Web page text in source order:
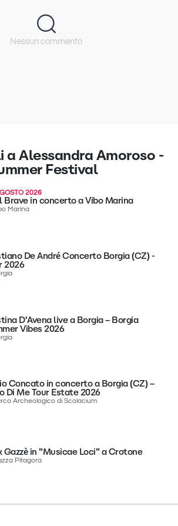
Nessun commento
a Alessandra Amoroso -
Festival
2026
Brave in concerto a Vibo Marina
Marina
De André Concerto Borgia (CZ) -
2026
D'Avena live a Borgia – Borgia
Vibes 2026
Concato in concerto a Borgia (CZ) –
Di Me Tour Estate 2026
Archeologico di Scolacium
Gazzè in "Musicae Loci" a Crotone
Pitagora